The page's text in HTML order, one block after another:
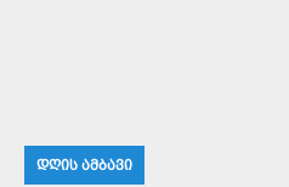
ᲓᲦᲘᲡ ᲐᲛᲑᲐᲕᲘ